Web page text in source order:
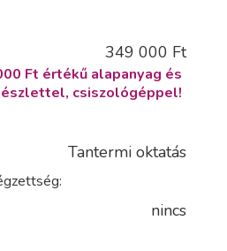
349 000 Ft
Ft értékű alapanyag és
csiszológéppel!
Tantermi oktatás
nincs